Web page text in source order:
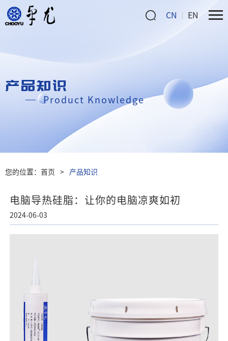
CN EN
产品知识
Product Knowledge
您的位置： 首页 > 产品知识
电脑导热硅脂：让你的电脑凉爽如初
2024-06-03